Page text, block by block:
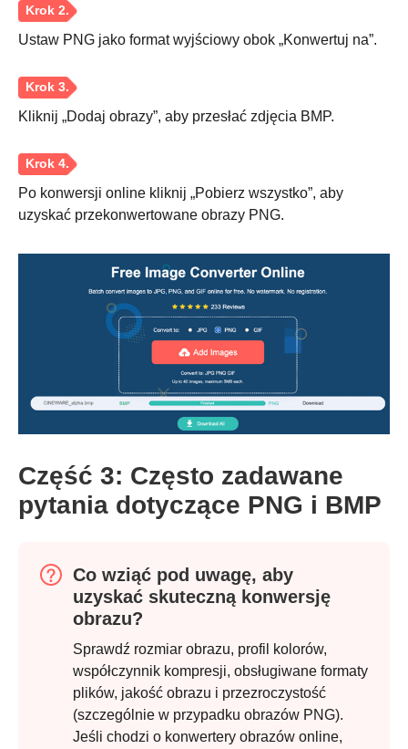
Ustaw PNG jako format wyjściowy obok „Konwertuj na”.
Kliknij „Dodaj obrazy”, aby przesłać zdjęcia BMP.
Po konwersji online kliknij „Pobierz wszystko”, aby
uzyskać przekonwertowane obrazy PNG.
Część 3: Często zadawane
pytania dotyczące PNG i BMP
Co wziąć pod uwagę, aby
uzyskać skuteczną konwersję
obrazu?
Sprawdź rozmiar obrazu, profil kolorów,
współczynnik kompresji, obsługiwane formaty
plików, jakość obrazu i przezroczystość
(szczególnie w przypadku obrazów PNG).
Jeśli chodzi o konwertery obrazów online,